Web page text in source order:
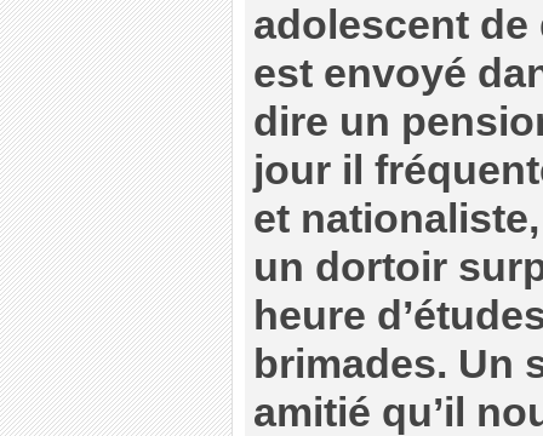
adolescent
est envoyé
dire un
jour il
et
un dortoir
heure
brimades. Un
amitié qu’il